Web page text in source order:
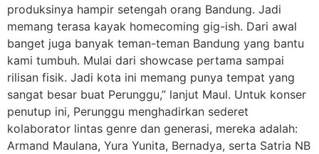
produksinya hampir setengah orang Bandung. Jadi
memang terasa kayak homecoming gig-ish. Dari awal
banget juga banyak teman-teman Bandung yang bantu
kami tumbuh. Mulai dari showcase pertama sampai
rilisan fisik. Jadi kota ini memang punya tempat yang
sangat besar buat Perunggu,” lanjut Maul. Untuk konser
penutup ini, Perunggu menghadirkan sederet
kolaborator lintas genre dan generasi, mereka adalah:
Armand Maulana, Yura Yunita, Bernadya, serta Satria NB